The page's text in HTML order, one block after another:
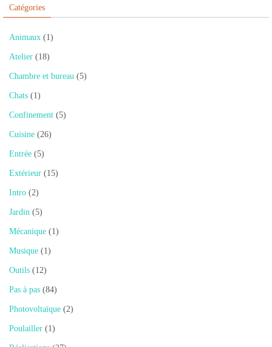
Catégories
Animaux (1)
Atelier (18)
Chambre et bureau (5)
Chats (1)
Confinement (5)
Cuisine (26)
Entrée (5)
Extérieur (15)
Intro (2)
Jardin (5)
Mécanique (1)
Musique (1)
Outils (12)
Pas à pas (84)
Photovoltaïque (2)
Poulailler (1)